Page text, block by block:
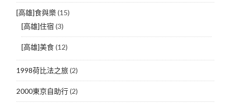
[高雄]食與樂(15)
[高雄]住宿 (3)
[高雄]美食(12)
1998荷比法之旅(2)
2000東京自助行(2)